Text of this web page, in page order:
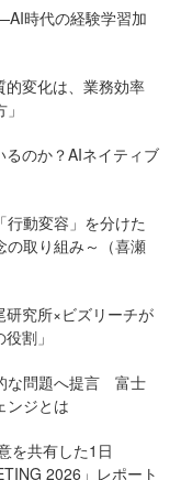
時代の経験学習加
変化は、業務効率
のか？AIネイティブ
行動変容」を分けた
の取り組み～（喜瀬
究所×ビズリーチが
割」
な問題へ提言 富士
ンジとは
を共有した1日
2026」レポート